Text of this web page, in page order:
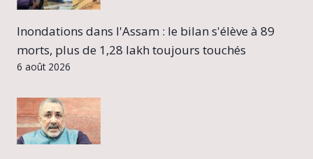
Inondations dans l'Assam : le bilan s'élève à 89
morts, plus de 1,28 lakh toujours touchés
6 août 2026